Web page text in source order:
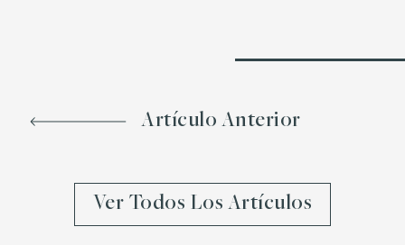
Artículo Anterior
Ver Todos Los Artículos